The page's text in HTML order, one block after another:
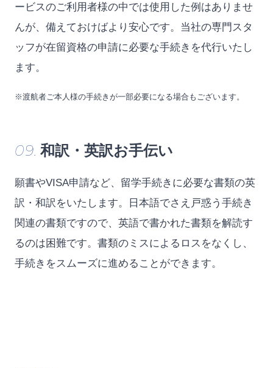
ービスのご利用者様の中では使用した例はありませ
んが、備えておけばより安心です。当社の専門スタ
ッフが在留資格の申請に必要な手続きを代行いたし
ます。
※渡航者ご本人様の手続きが一部必要になる場合もございます。
09. 和訳・英訳お手伝い
願書やVISA申請など、留学手続きに必要な書類の英
訳・和訳をいたします。日本語でさえ戸惑う手続き
関連の書類ですので、英語で書かれた書類を解読す
るのは困難です。書類のミスによるロスをなくし、
手続きをスムーズに進めることができます。